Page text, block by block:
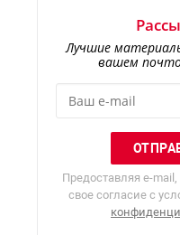
Лучшие
вашем
Предоставляя e-
свое согласие с